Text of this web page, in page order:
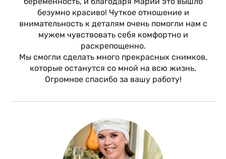
безумно красиво! Чуткое отношение и
внимательность к деталям очень помогли нам с
мужем чувствовать себя комфортно и
раскрепощенно.
Мы смогли сделать много прекрасных снимков,
которые останутся со мной на всю жизнь.
Огромное спасибо за вашу работу!